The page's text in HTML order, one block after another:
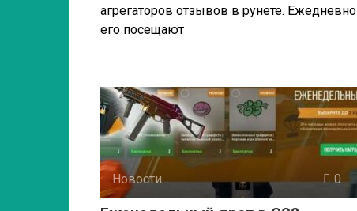
агрегаторов отзывов в рунете. Ежедневно
его посещают
Новости 0